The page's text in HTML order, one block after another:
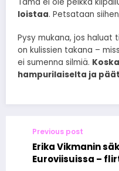
loistaa. Petsataan
Pysy mukana, jos
on kulissien takana –
ei sumenna silmiä.
hampurilaiselta ja
Previous post
Erika Vikmanin
Euroviisuissa –